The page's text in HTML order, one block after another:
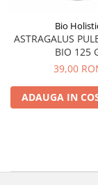
Bio
ASTRAGALUS
BIO 125
39,00
ADAUGA IN